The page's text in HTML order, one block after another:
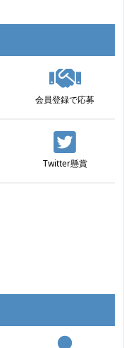
会員登録で応募
Twitter懸賞